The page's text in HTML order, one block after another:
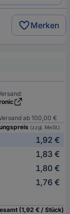
Merken
ab 100,00 €
(zzgl. MwSt.)
1,92 €
1,83 €
1,80 €
1,76 €
(1,92 € / Stück)